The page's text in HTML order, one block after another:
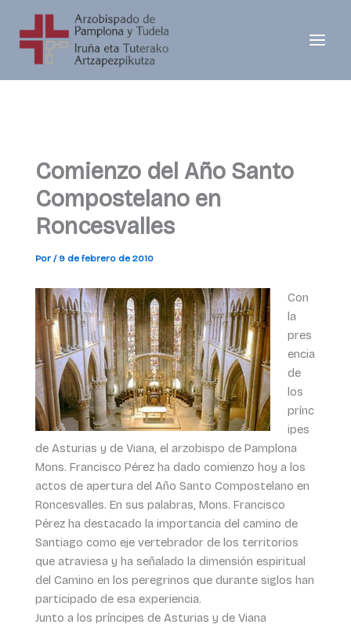
contenido
Comienzo del Año Santo
Compostelano en
Roncesvalles
Por / 9 de febrero de 2010
Con
la
pres
encia
de
los
prínc
ipes
de Asturias y de Viana, el arzobispo de Pamplona
Mons. Francisco Pérez ha dado comienzo hoy a los
actos de apertura del Año Santo Compostelano en
Roncesvalles. En sus palabras, Mons. Francisco
Pérez ha destacado la importancia del camino de
Santiago como eje vertebrador de los territorios
que atraviesa y ha señalado la dimensión espiritual
del Camino en los peregrinos que durante siglos han
participado de esa experiencia.
Junto a los príncipes de Asturias y de Viana